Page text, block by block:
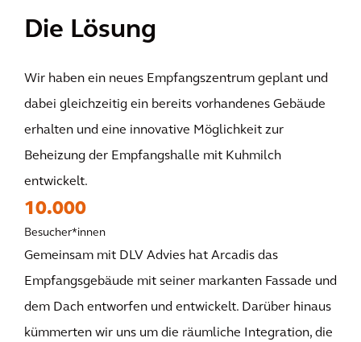
Die Lösung
Wir haben ein neues Empfangszentrum geplant und
dabei gleichzeitig ein bereits vorhandenes Gebäude
erhalten und eine innovative Möglichkeit zur
Beheizung der Empfangshalle mit Kuhmilch
entwickelt.
10.000
Besucher*innen
Gemeinsam mit DLV Advies hat Arcadis das
Empfangsgebäude mit seiner markanten Fassade und
dem Dach entworfen und entwickelt. Darüber hinaus
kümmerten wir uns um die räumliche Integration, die